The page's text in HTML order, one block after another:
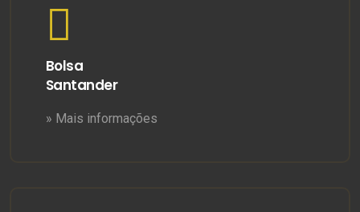
Bolsa
Santander
» Mais informações